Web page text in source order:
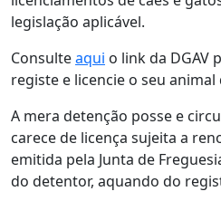
legislação aplicável.
Consulteaqui o link da DGAV
registe e licencie o seu animal
A mera detenção posse e
carece de licença sujeita a
emitida pela Junta de
do detentor, aquando do